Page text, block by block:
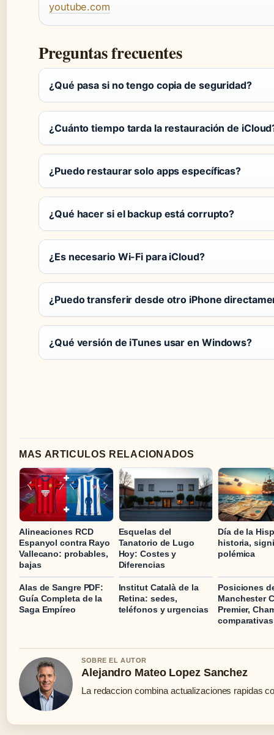
youtube.com
Preguntas frecuentes
¿Qué pasa si no tengo copia de seguridad?
¿Cuánto tiempo tarda la restauración de
¿Puedo restaurar solo apps específicas?
¿Qué hacer si el backup está corrupto?
¿Es necesario Wi-Fi para iCloud?
¿Puedo transferir desde otro iPhone
¿Qué versión de iTunes usar en Windows?
MAS ARTICULOS RELACIONADOS
Alineaciones RCD
Espanyol contra Rayo
Vallecano: probables,
bajas
Esquelas del
Tanatorio de Lugo
Hoy: Costes y
Diferencias
Día de la
historia,
polémica
Alas de Sangre PDF:
Guía Completa de la
Saga Empíreo
Institut Català de la
Retina: sedes,
teléfonos y urgencias
Posiciones
Manchester
Premier,
comparativas
SOBRE EL AUTOR
Alejandro Mateo Lopez Sanchez
La redaccion combina actualizaciones rapidas